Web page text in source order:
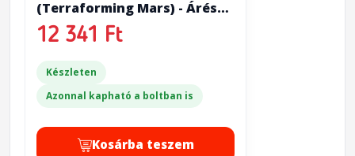
(Terraforming Mars) - Árész
expedíció (Ares Expedition)
12 341 Ft
Készleten
Azonnal kapható a boltban is
Kosárba teszem